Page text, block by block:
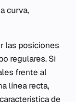
curva,
las posiciones
regulares. Si
frente al
línea recta,
de